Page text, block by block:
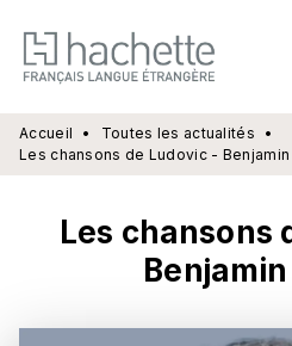
MENU RECHERCHE
PIED DE PAGE
Accueil • Toutes les actualités
•
Les chansons de Ludovic -
Les chansons